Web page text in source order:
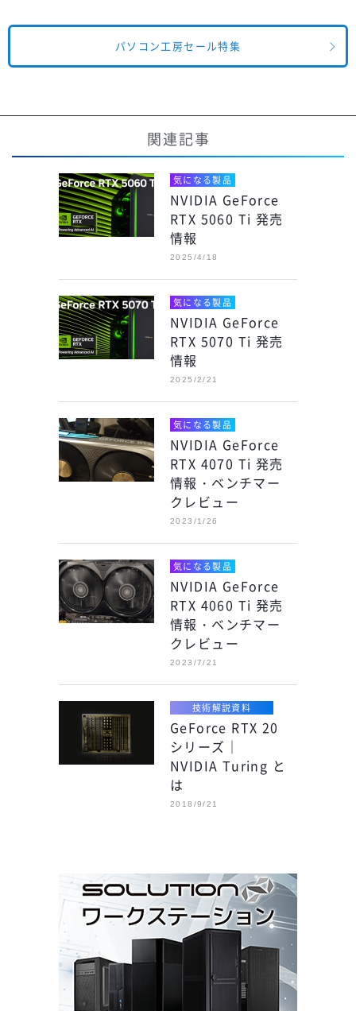
パソコン工房セール特集
関連記事
気になる製品
NVIDIA GeForce
RTX 5060 Ti 発売
情報
2025/4/18
気になる製品
NVIDIA GeForce
RTX 5070 Ti 発売
情報
2025/2/21
気になる製品
NVIDIA GeForce
RTX 4070 Ti 発売
情報・ベンチマー
クレビュー
2023/1/26
気になる製品
NVIDIA GeForce
RTX 4060 Ti 発売
情報・ベンチマー
クレビュー
2023/7/21
技術解説資料
GeForce RTX 20
シリーズ｜
NVIDIA Turing と
は
2018/9/21